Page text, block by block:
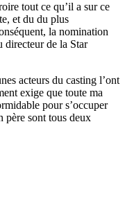
tout ce qu’il a sur ce
et du du plus
la nomination
directeur de la Star
acteurs du casting l’ont
exige que toute ma
pour s’occuper
père sont tous deux